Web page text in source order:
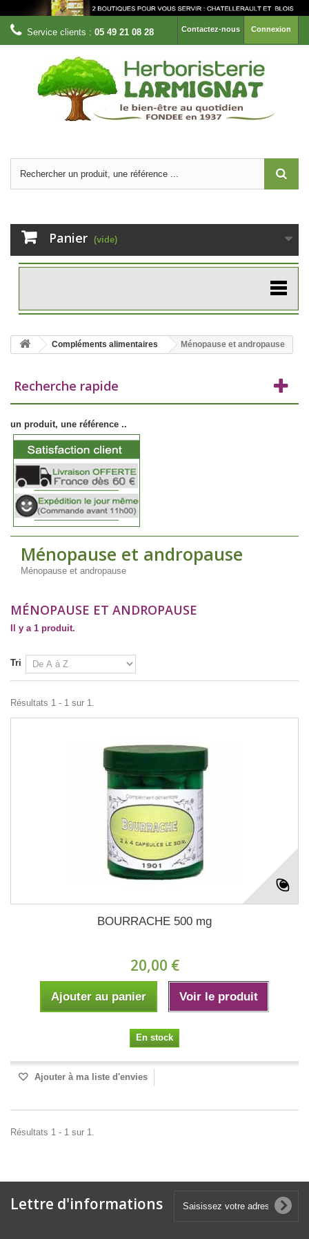
Connexion
Contactez-nous
Service clients : 05 49 21 08 28
Panier (vide)
Compléments alimentaires Ménopause et andropause
Recherche rapide
un produit, une référence ..
Ménopause et andropause
Ménopause et andropause
MÉNOPAUSE ET ANDROPAUSE
Il y a 1 produit.
Tri
Résultats 1 - 1 sur 1.
BOURRACHE 500 mg
20,00 €
Ajouter au panier Voir le produit
En stock
Ajouter à ma liste d'envies
Résultats 1 - 1 sur 1.
Lettre d'informations